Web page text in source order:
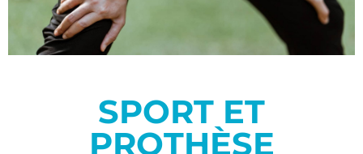
SPORT ET
PROTHÈSE